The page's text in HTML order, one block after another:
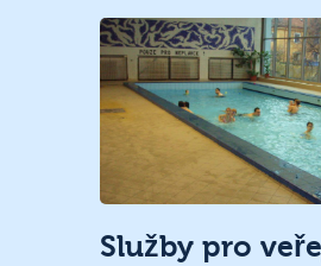
Služby pro